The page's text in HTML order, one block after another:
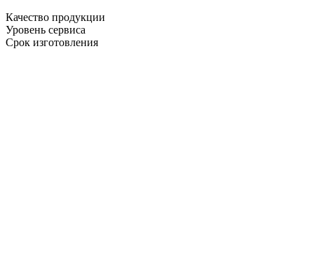
Качество продукции
Уровень сервиса
Срок изготовления